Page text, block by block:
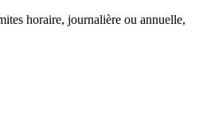
horaire, journalière ou annuelle,